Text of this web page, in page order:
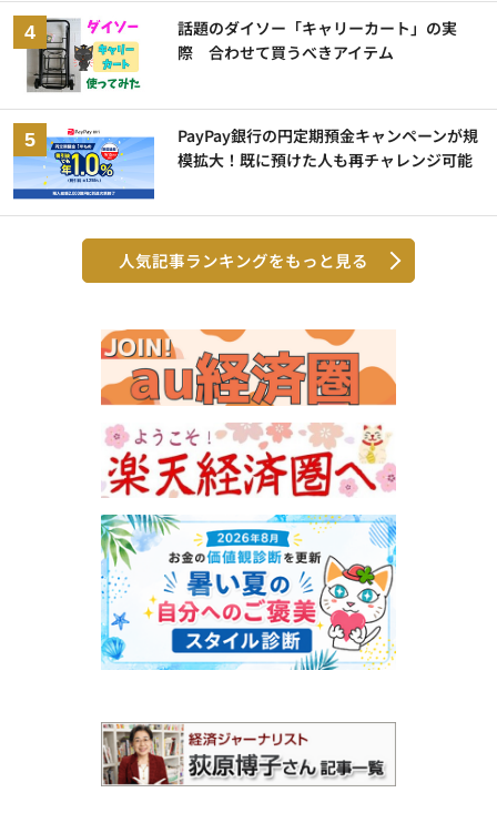
話題のダイソー「キャリーカート」の実
際 合わせて買うべきアイテム
PayPay銀行の円定期預金キャンペーンが規
模拡大！既に預けた人も再チャレンジ可能
人気記事ランキングをもっと見る